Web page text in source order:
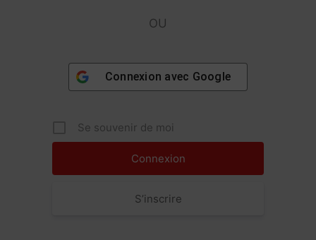
OU
Connexion avec Google
Se souvenir de moi
S’inscrire